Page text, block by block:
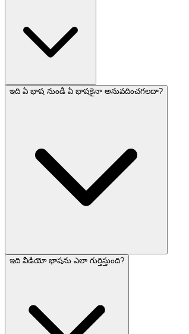
ఇది ఏ భాష నుండి ఏ భాషకైనా అనువదించగలదా?
ఇది వీడియో భాషను ఎలా గుర్తిస్తుంది?